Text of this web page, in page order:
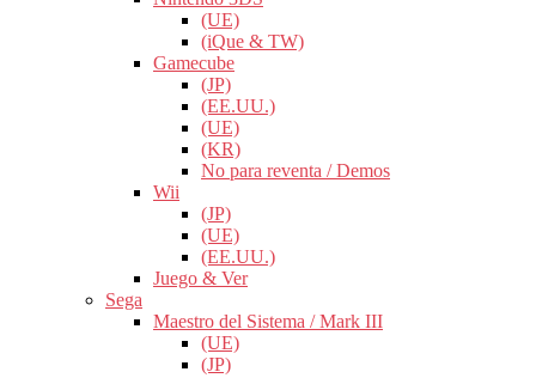
(UE)
(iQue & TW)
Gamecube
(JP)
(EE.UU.)
(UE)
(KR)
No para reventa / Demos
Wii
(JP)
(UE)
(EE.UU.)
Juego & Ver
Sega
Maestro del Sistema / Mark III
(UE)
(JP)